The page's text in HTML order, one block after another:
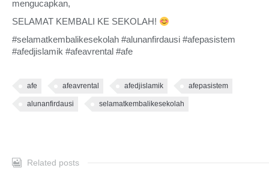
mengucapkan,
SELAMAT KEMBALI KE SEKOLAH!
#selamatkembalikesekolah #alunanfirdausi #afepasistem
#afedjislamik #afeavrental #afe
afe afeavrental afedjislamik afepasistem
alunanfirdausi selamatkembalikesekolah
Related posts